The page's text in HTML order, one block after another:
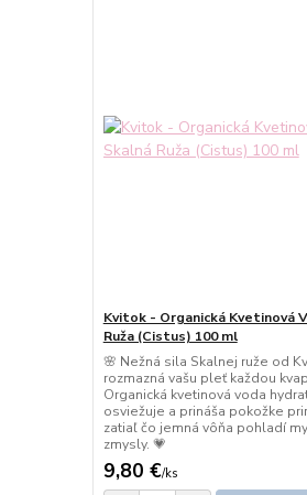
Kvitok - Organická Kvetinová
Ruža (Cistus) 100 ml
🌸 Nežná sila Skalnej ruže od
rozmazná vašu pleť každou
Organická kvetinová voda
osviežuje a prináša pokožke
zatiaľ čo jemná vôňa pohladí
zmysly. 💗
9,80 €/ks